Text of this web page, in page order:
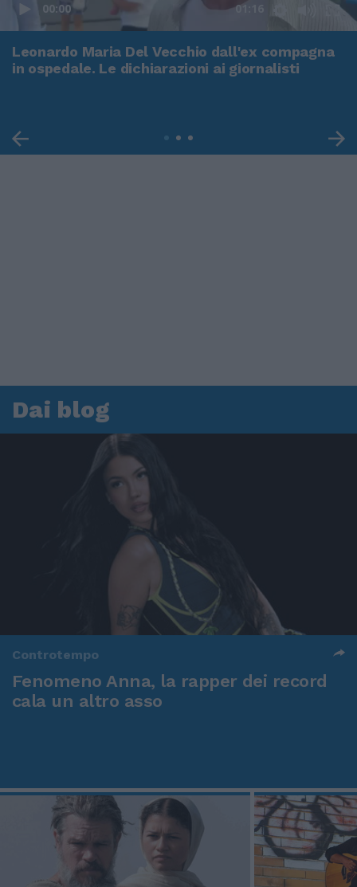
00:00 01:16
Leonardo Maria Del Vecchio dall'ex compagna
in ospedale. Le dichiarazioni ai giornalisti
Dai blog
Controtempo
Fenomeno Anna, la rapper dei record
cala un altro asso